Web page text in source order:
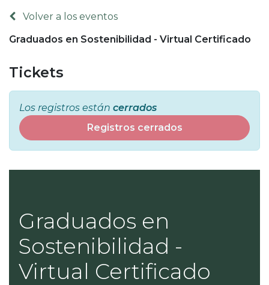
Volver a los eventos
Graduados en Sostenibilidad - Virtual Certificado
Tickets
Los registros están cerrados
Registros cerrados
Graduados en
Sostenibilidad -
Virtual Certificado